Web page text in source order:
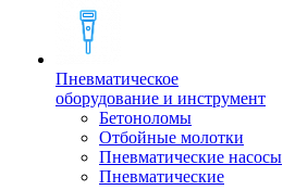
Пневматическое
оборудование и инструмент
Бетоноломы
Отбойные молотки
Пневматические насосы
Пневматические